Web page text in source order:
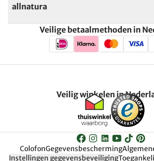
allnatura
Veilige betaalmethoden in
Veilig winkelen in
ColofonGegevensbescherming
Instellingen gegevensbeveiliging